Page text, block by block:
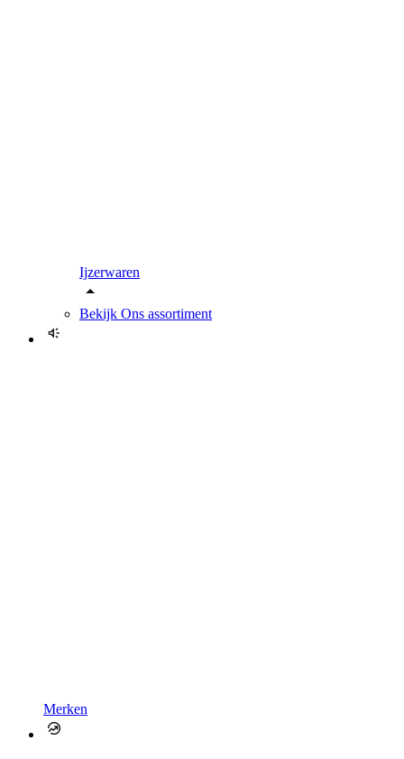
Ijzerwaren
Bekijk Ons assortiment
Merken